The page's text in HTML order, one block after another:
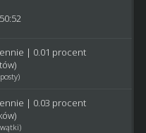
| 0.01 procent
)
| 0.03 procent
)